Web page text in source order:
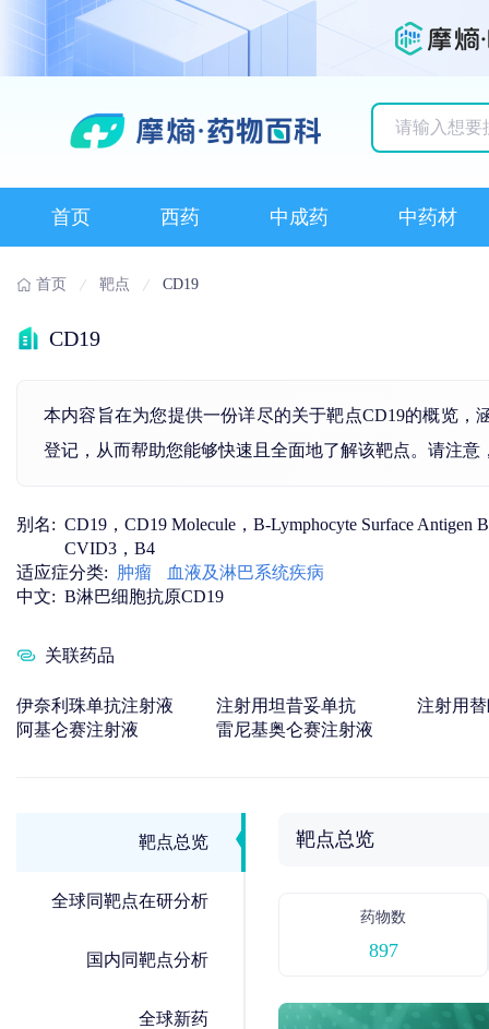
首页 西药 中成药 中药材
首页 靶点 CD19
CD19
本内容旨在为您提供一份详尽的关于靶点CD19的概览
登记，从而帮助您能够快速且全面地了解该靶点。请注
别名: CD19，CD19 Molecule，B-Lymphocyte Surface Antigen
CVID3，B4
适应症分类:
肿瘤
血液及淋巴系统疾病
中文: B淋巴细胞抗原CD19
关联药品
伊奈利珠单抗注射液 注射用坦昔妥单抗
注射用
阿基仑赛注射液
雷尼基奥仑赛注射液
靶点总览
全球同靶点在研分析
国内同靶点分析
全球新药
靶点总览
药物数
897